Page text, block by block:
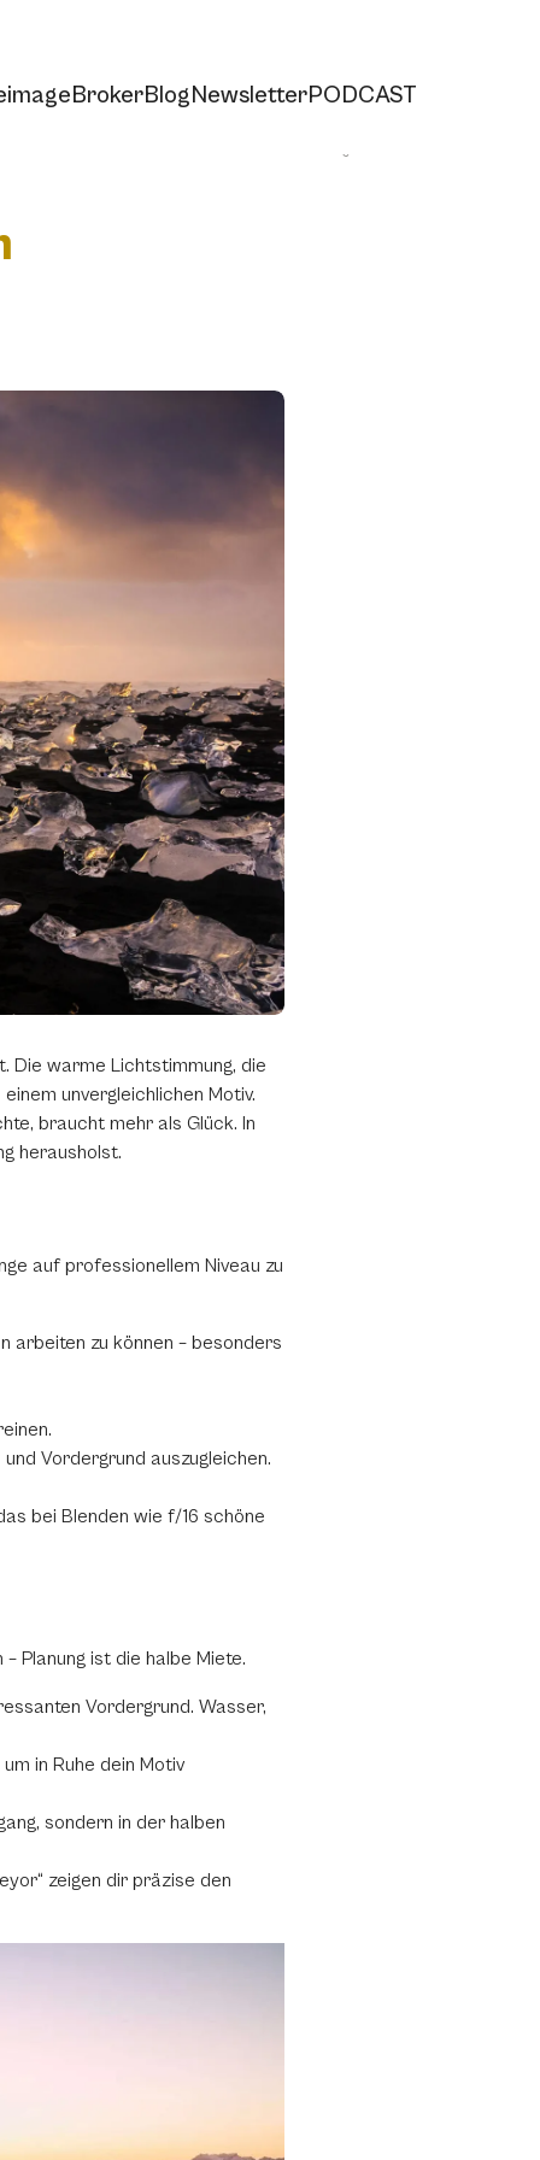
imageBrokerBlogNewsletterPODCAST
Die warme Lichtstimmung, die
unvergleichlichen Motiv.
braucht mehr als Glück. In
herausholst.
auf professionellem Niveau zu
arbeiten zu können – besonders
Vordergrund auszugleichen.
bei Blenden wie f/16 schöne
Planung ist die halbe Miete.
Vordergrund. Wasser,
in Ruhe dein Motiv
sondern in der halben
zeigen dir präzise den